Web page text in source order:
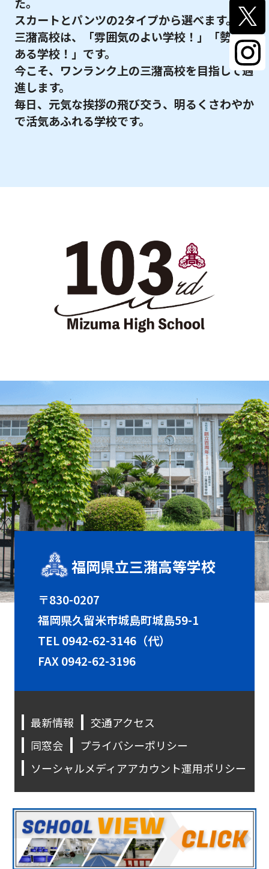
スカートとパンツの2タイプから選べます。
三潴高校は、「雰囲気のよい学校！」「勢いの
ある学校！」です。
今こそ、ワンランク上の三潴高校を目指して遇
進します。
毎日、元気な挨拶の飛び交う、明るくさわやか
で活気あふれる学校です。
福岡県立三潴高等学校
〒830-0207
福岡県久留米市城島町城島59-1
TEL0942-62-3146（代）
FAX 0942-62-3196
最新情報
交通アクセス
同窓会
プライバシーポリシー
ソーシャルメディアアカウント運用ポリシー